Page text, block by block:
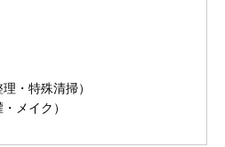
・特殊清掃）
メイク）